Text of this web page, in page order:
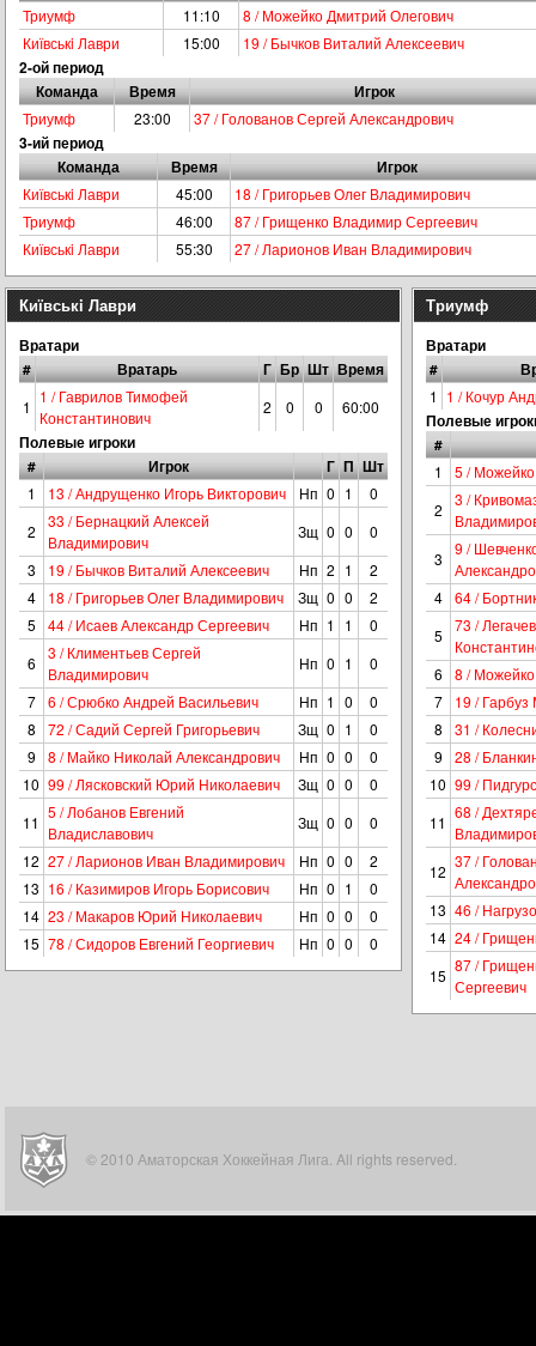
Триумф 11:10
8 / Можейко Дмитрий Олегович
Київськi Лаври
15:00 19 / Бычков Виталий Алексеевич
2-ой период
Команда
Время Игрок
Триумф 23:00 37 / Голованов Сергей Александрович
3-ий период
Команда
Время Игрок
Київськi Лаври 45:00
18 / Григорьев Олег Владимирович
Триумф
46:00
87 / Грищенко Владимир Сергеевич
Київськi Лаври
55:30 27 / Ларионов Иван Владимирович
Київськi Лаври
Вратари
#
Вратарь Г Бр Шт Время
1
1 / Гаврилов Тимофей
Константинович
2 0 0 60:00
Полевые игроки
#
Игрок Г П Шт
1 13 / Андрущенко Игорь Викторович Нп 0 1
0
2
33 / Бернацкий Алексей
Владимирович
Зщ 0 0
0
3
19 / Бычков Виталий Алексеевич Нп 2 1
2
4
18 / Григорьев Олег Владимирович Зщ 0 0
2
5
44 / Исаев Александр Сергеевич Нп 1 1
0
6
3 / Климентьев Сергей
Владимирович
Нп 0 1
0
7
6 / Срюбко Андрей Васильевич Нп 1 0
0
8
72 / Садий Сергей Григорьевич Зщ 0 1
0
9
8 / Майко Николай Александрович Нп 0 0
0
10 99 / Лясковский Юрий Николаевич Зщ 0 0
0
11
5 / Лобанов Евгений
Владиславович
Зщ 0 0
0
12 27 / Ларионов Иван Владимирович Нп 0 0
2
13 16 / Казимиров Игорь Борисович Нп 0 1
0
14 23 / Макаров Юрий Николаевич Нп 0 0
0
15 78 / Сидоров Евгений Георгиевич Нп 0 0 0
Триумф
Вратари
#
1 1 / Кочур
Полевые
#
1
5 /
2
3 /
3
9 /
4
64 /
5
73 /
6
8 /
7
19 /
8
31 /
9
28 /
10 99 /
11
68 /
12
37 /
13 46 /
14 24 /
15
87 /
Сергеевич
© 2010 Аматорская Хоккейная Лига. All rights reserved.